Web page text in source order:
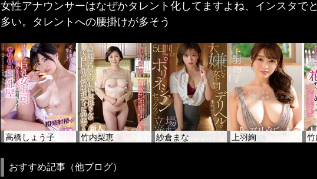
女性アナウンサーはなぜかタレント化してますよね、インスタで
多い。タレントへの腰掛けが多そう
高橋しょう子 竹内梨恵 紗倉まな 上羽絢 竹
おすすめ記事（他ブログ）